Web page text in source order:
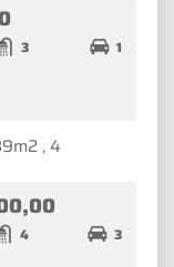
3 1
, 4
4 3